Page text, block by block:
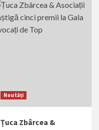
Noutăți
Țuca Zbârcea &